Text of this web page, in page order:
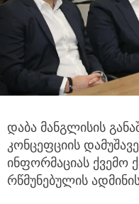
დაბა მანგლისის
კონცეფციის
ინფორმაციას
რწმუნებულის